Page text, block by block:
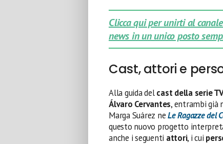
Clicca qui per unirti al
news in un unico posto
Cast, attori e
Alla guida delcast della serie
Álvaro Cervantes, entrambi già
Marga Suárez neLe Ragazze del
questo nuovo progetto
anche i seguenti attori, i cui